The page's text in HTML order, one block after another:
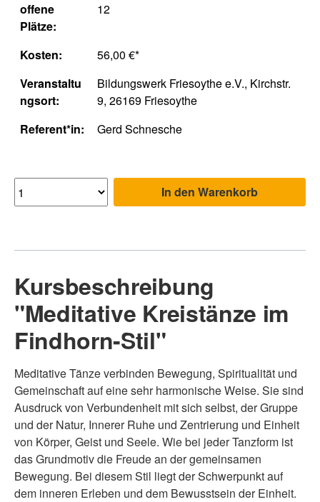
offene
Plätze:
12
Kosten:
56,00 €*
Veranstaltu
ngsort:
Bildungswerk Friesoythe e.V., Kirchstr.
9, 26169 Friesoythe
Referent*in:
Gerd Schnesche
In den Warenkorb
Kursbeschreibung
"Meditative Kreistänze im
Findhorn-Stil"
Meditative Tänze verbinden Bewegung, Spiritualität und
Gemeinschaft auf eine sehr harmonische Weise. Sie sind
Ausdruck von Verbundenheit mit sich selbst, der Gruppe
und der Natur, Innerer Ruhe und Zentrierung und Einheit
von Körper, Geist und Seele. Wie bei jeder Tanzform ist
das Grundmotiv die Freude an der gemeinsamen
Bewegung. Bei diesem Stil liegt der Schwerpunkt auf
dem inneren Erleben und dem Bewusstsein der Einheit.